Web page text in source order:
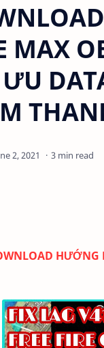
MAX
3 min read
HƯỚNG